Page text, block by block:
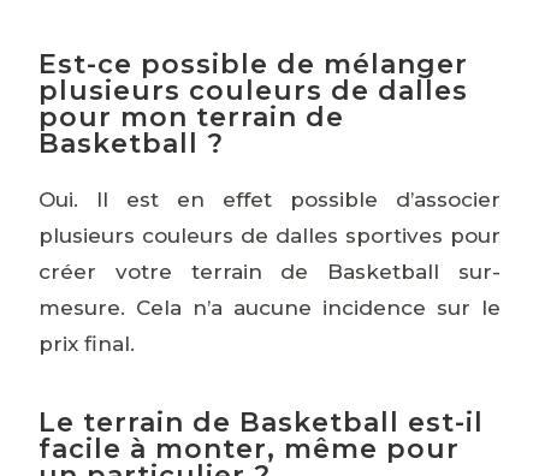
Est-ce possible de mélanger
plusieurs couleurs de dalles
pour mon terrain de
Basketball ?
Oui. Il est en effet possible d’associer
plusieurs couleurs de dalles sportives pour
créer votre terrain de Basketball sur-
mesure. Cela n’a aucune incidence sur le
prix final.
Le terrain de Basketball est-il
facile à monter, même pour